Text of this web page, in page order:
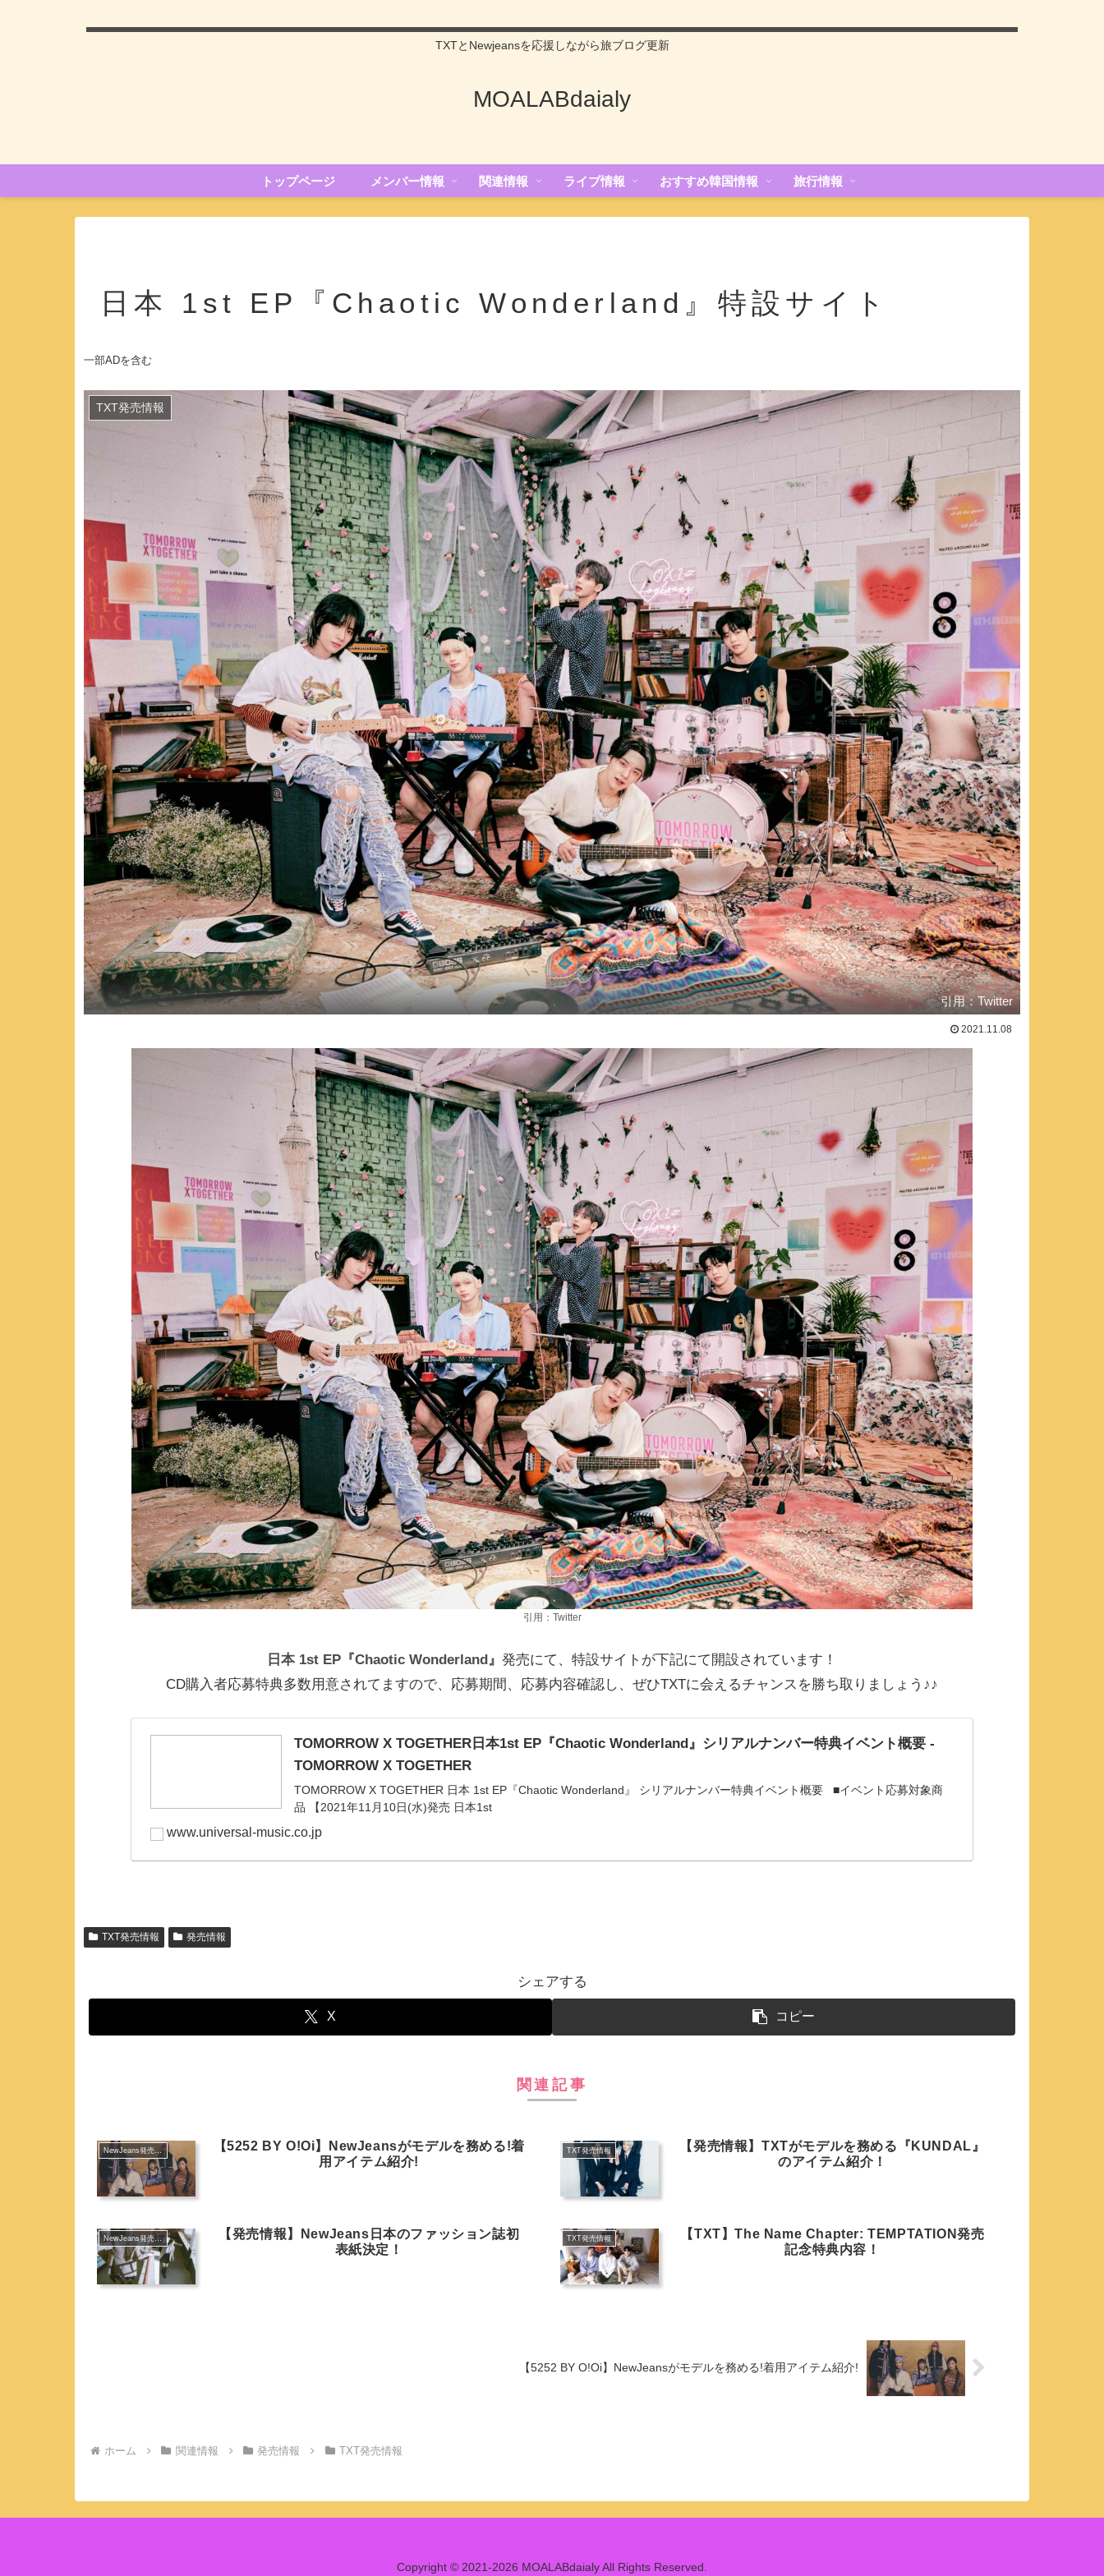
TXTとNewjeansを応援しながら旅ブログ更新
MOALABdaialy
トップページ メンバー情報 関連情報 ライブ情報 おすすめ韓国情報 旅行情報
日本 1st EP『Chaotic Wonderland』特設サイト
一部ADを含む
TXT発売情報
引用：Twitter
2021.11.08
引用：Twitter
日本 1st EP『Chaotic Wonderland』 発売にて、特設サイトが下記にて開設されています！
CD購入者応募特典多数用意されてますので、応募期間、応募内容確認し、ぜひTXTに会えるチャンスを勝ち取りましょう♪♪
TOMORROW X TOGETHER日本1st EP『Chaotic Wonderland』シリアルナンバー特典イベント概要 -
TOMORROW X TOGETHER
TOMORROW X TOGETHER 日本 1st EP『Chaotic Wonderland』 シリアルナンバー特典イベント概要 ■イベント応募対象商
品 【2021年11月10日(水)発売 日本1st
www.universal-music.co.jp
TXT発売情報 発売情報
シェアする
X コピー
関連記事
NewJeans発売情報
【5252 BY O!Oi】NewJeansがモデルを務める!着
用アイテム紹介!
TXT発売情報
【発売情報】TXTがモデルを務める『KUNDAL』
のアイテム紹介！
NewJeans発売情報
【発売情報】NewJeans日本のファッション誌初
表紙決定！
TXT発売情報
【TXT】The Name Chapter: TEMPTATION発売
記念特典内容！
【5252 BY O!Oi】NewJeansがモデルを務める!着用アイテム紹介!
ホーム 関連情報 発売情報 TXT発売情報
Copyright © 2021-2026 MOALABdaialy All Rights Reserved.